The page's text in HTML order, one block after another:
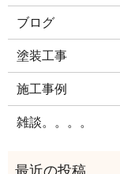
ブログ
塗装工事
施工事例
雑談。。。。